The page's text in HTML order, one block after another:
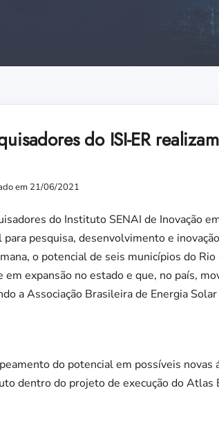
do ISI-ER
em 21/06/2021
do Instituto SENAI de Inovação
para pesquisa, desenvolvimento e
o potencial de seis municípios do
em expansão no estado e que, no país,
a Associação Brasileira de Energia
do potencial em possíveis
dentro do projeto de execução do Atlas